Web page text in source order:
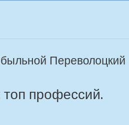
Переволоцкий
топ профессий.